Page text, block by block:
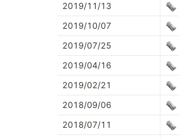
2019/11/13
2019/10/07
2019/07/25
2019/04/16
2019/02/21
2018/09/06
2018/07/11